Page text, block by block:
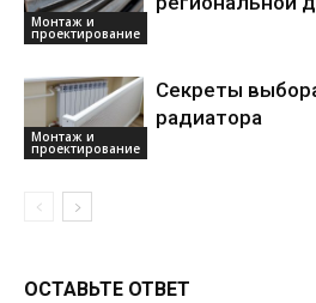
Монтаж и
проектирование
Монтаж и
проектирование
Секреты
радиатора
ОСТАВЬТЕ ОТВЕТ